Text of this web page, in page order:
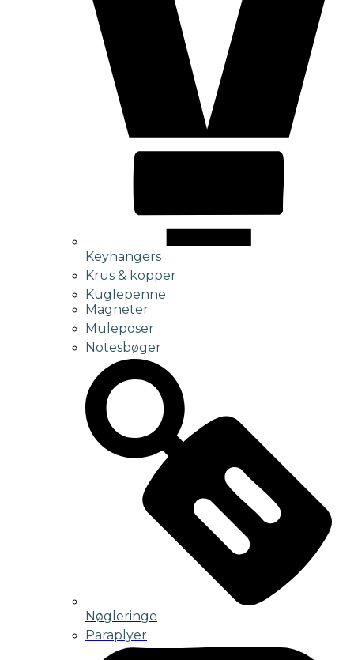
Keyhangers
Krus & kopper
Kuglepenne
Magneter
Muleposer
Notesbøger
Nøgleringe
Paraplyer